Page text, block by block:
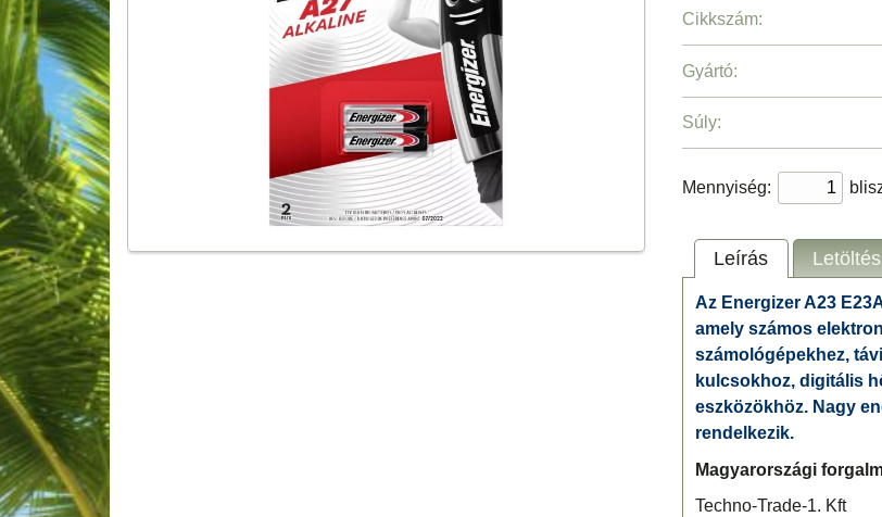
Cikkszám:
Gyártó:
Súly:
Mennyiség:
Leírás Letöltés
Az Energizer A23
amely számos
számológépekhez,
kulcsokhoz, digitális
eszközökhöz. Nagy
rendelkezik.
Magyarországi
Techno-Trade-1. Kft